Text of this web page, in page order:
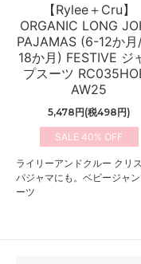
【Rylee＋Cru】
ORGANIC LONG
PAJAMAS (6-12か
18か月) FESTIVE ジ
プスーツ
AW25
5,478円(税498円)
40%
ライリーアンドクルー クリ
パジャマにも。ベビージャン
ーツ